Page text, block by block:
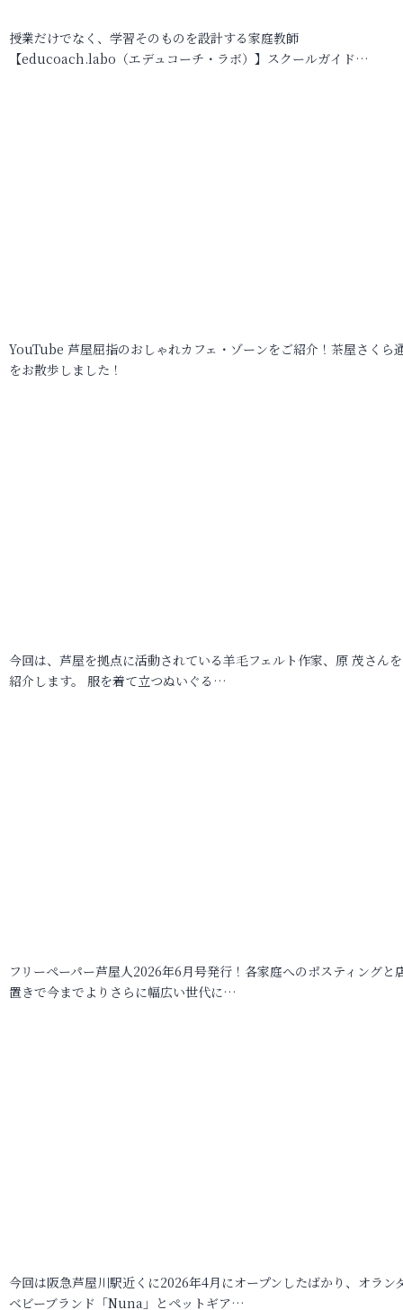
授業だけでなく、学習そのものを設計する家庭教師
【educoach.labo（エデュコーチ・ラボ）】スクールガイド…
YouTube 芦屋屈指のおしゃれカフェ・ゾーンをご紹介！茶屋さくら
をお散歩しました！
今回は、芦屋を拠点に活動されている羊毛フェルト作家、原 茂さん
紹介します。 服を着て立つぬいぐる…
フリーペーパー芦屋人2026年6月号発行！各家庭へのポスティングと
置きで今までよりさらに幅広い世代に…
今回は阪急芦屋川駅近くに2026年4月にオープンしたばかり、オラン
ベビーブランド「Nuna」とペットギア…